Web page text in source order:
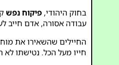
בחוק היהודי,פיקוח נפש
עבודה אסורה, אדם חייב
החיילים שהשאירו את
חייו מעל הכל. נטישתו